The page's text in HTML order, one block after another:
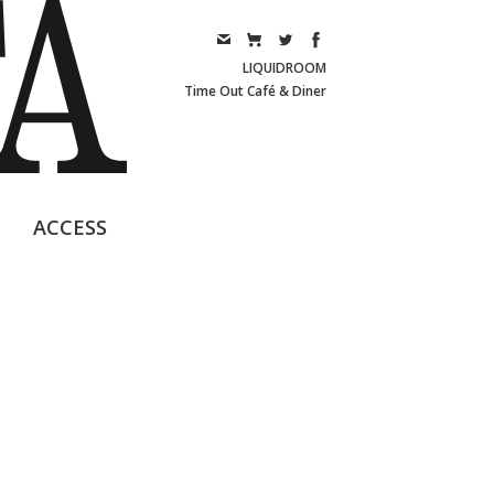
LIQUIDROOM
Time Out Café & Diner
ACCESS